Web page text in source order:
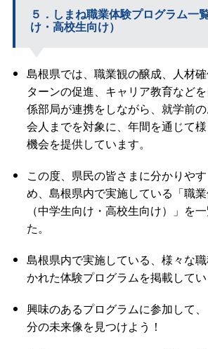
５．しまね職業体験プログラム一
け・高校生向け）
島根県では、職業観の醸成、人材
ターンの促進、キャリア教育など
係部局が連携をしながら、就学前
会人までを対象に、年間を通じて
機会を提供しています。
この度、県民の皆さまに分かりや
め、島根県内で実施している「職
（中学生向け・高校生向け）」を
た。
島根県内で実施している、様々な
かれた体験プログラムを掲載してい
興味のあるプログラムに参加して
分の未来像を見つけよう！